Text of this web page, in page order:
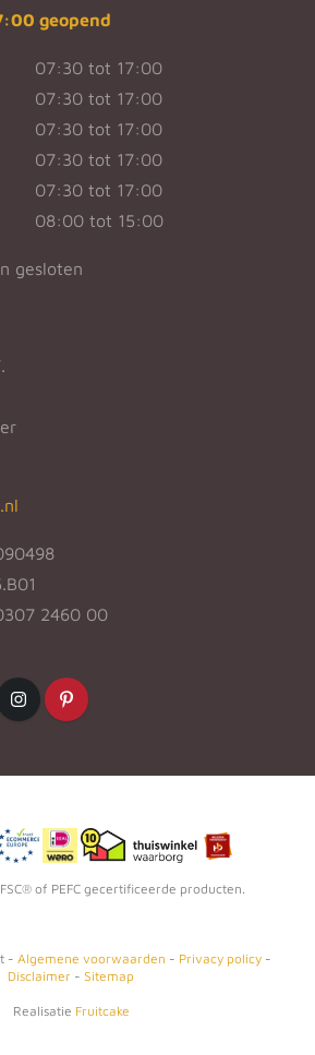
geopend
07:30 tot 17:00
07:30 tot 17:00
07:30 tot 17:00
07:30 tot 17:00
07:30 tot 17:00
08:00 tot 15:00
gesloten
2460 00
of PEFC gecertificeerde producten.
- Algemene voorwaarden - Privacy policy -
Disclaimer - Sitemap
Realisatie Fruitcake